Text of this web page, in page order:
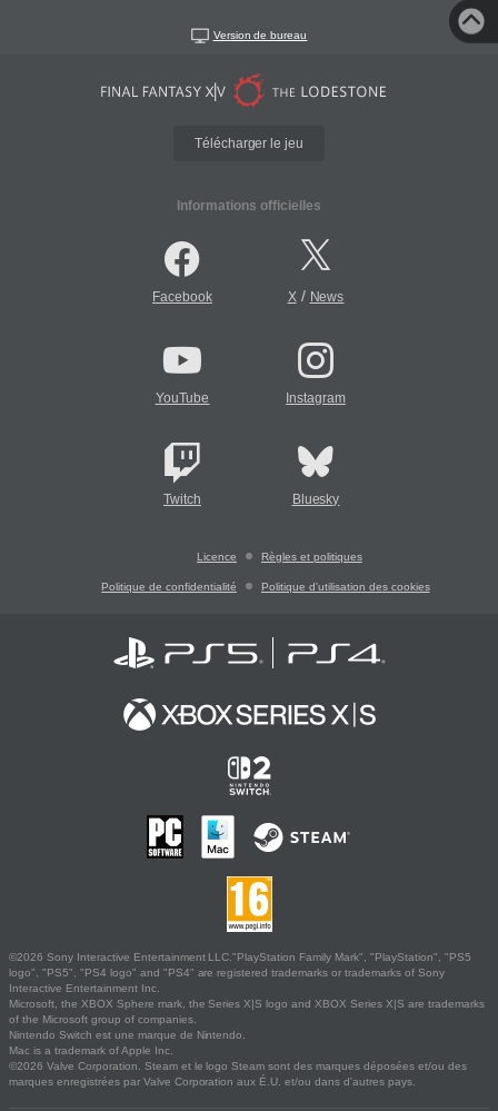
Version de bureau
Télécharger le jeu
Informations officielles
Facebook X/ News
YouTube Instagram
Twitch Bluesky
Licence Règles et politiques
Politique de confidentialité Politique d'utilisation des cookies
©2026 Sony Interactive Entertainment LLC."PlayStation Family Mark", "PlayStation", "PS5
logo", "PS5", "PS4 logo" and "PS4" are registered trademarks or trademarks of Sony
Interactive Entertainment Inc.
Microsoft, the XBOX Sphere mark, the Series X|S logo and XBOX Series X|S are trademarks
of the Microsoft group of companies.
Nintendo Switch est une marque de Nintendo.
Mac is a trademark of Apple Inc.
©2026 Valve Corporation. Steam et le logo Steam sont des marques déposées et/ou des
marques enregistrées par Valve Corporation aux É.U. et/ou dans d'autres pays.